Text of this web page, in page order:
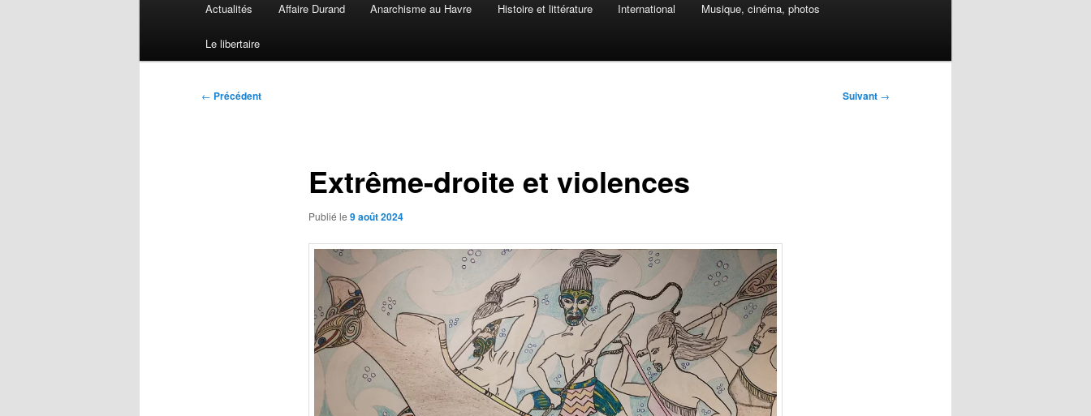
Actualités Affaire Durand Anarchisme au Havre Histoire et littérature International Musique, cinéma, photos
Le libertaire
Navigation
← Précédent Suivant →
Extrême-droite et violences
Publié le 9 août 2024